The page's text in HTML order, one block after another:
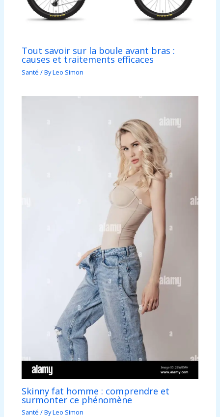
Tout savoir sur la boule avant bras :
causes et traitements efficaces
Santé / ByLeo Simon
Skinny fat homme : comprendre et
surmonter ce phénomène
Santé / ByLeo Simon